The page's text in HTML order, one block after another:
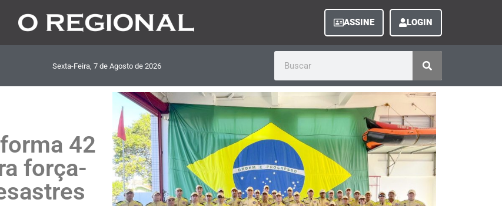
ASSINE LOGIN
Sexta-Feira, 7de Agostode 2026
42
força-